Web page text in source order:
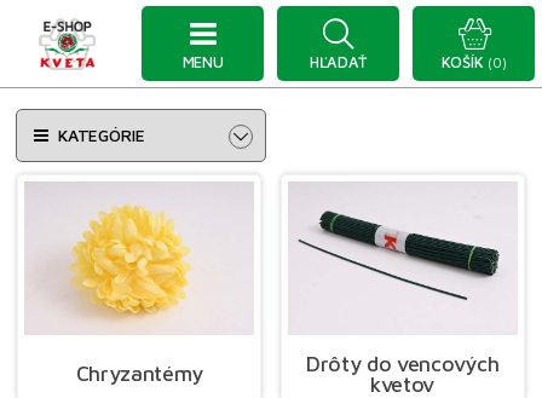
MENU HĽADAŤ KOŠÍK (0)
KATEGÓRIE
Chryzantémy
Drôty do vencových
kvetov